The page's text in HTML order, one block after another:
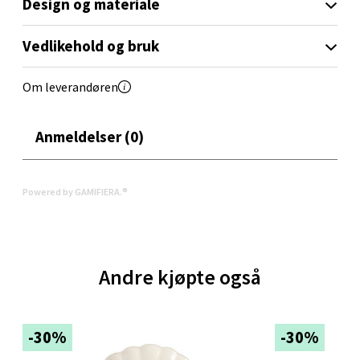
Vedlikehold og bruk
Om leverandøren
Anmeldelser (0)
Powered by GAMIFIERA.®
Andre kjøpte også
-30% -30%
Oppdal - Aunasenteret
Aunasenteret, Sunndalsvegen 3, 7340 Oppdal
Thon Senter Orkanger, Orkdalsveien 113, 7300
Åpent i dag 09-20
0 i butikk